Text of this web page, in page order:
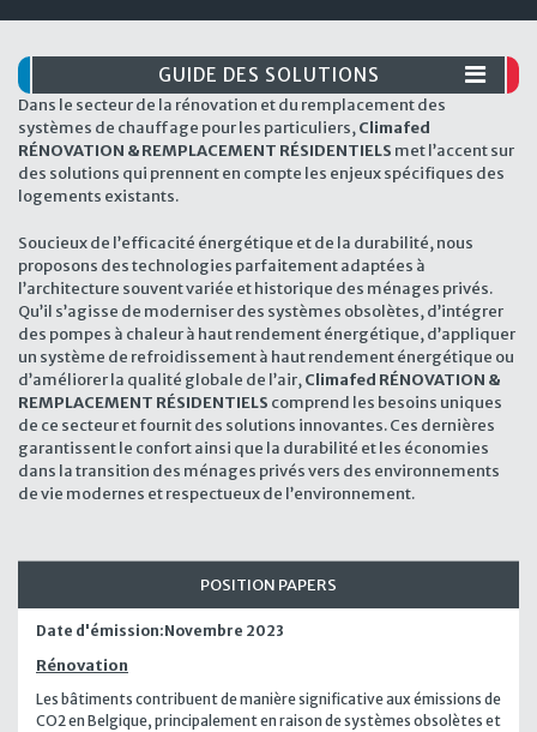
Dans le secteur de la rénovation et du remplacement des
systèmes de chauffage pour les particuliers,Climafed
RÉNOVATION & REMPLACEMENT RÉSIDENTIELS met l’accent sur
des solutions qui prennent en compte les enjeux spécifiques des
logements existants.
Soucieux de l’efficacité énergétique et de la durabilité, nous
proposons des technologies parfaitement adaptées à
l’architecture souvent variée et historique des ménages privés.
Qu’il s’agisse de moderniser des systèmes obsolètes, d’intégrer
des pompes à chaleur à haut rendement énergétique, d’appliquer
un système de refroidissement à haut rendement énergétique ou
d’améliorer la qualité globale de l’air,Climafed RÉNOVATION &
REMPLACEMENT RÉSIDENTIELS comprend les besoins uniques
de ce secteur et fournit des solutions innovantes. Ces dernières
garantissent le confort ainsi que la durabilité et les économies
dans la transition des ménages privés vers des environnements
de vie modernes et respectueux de l’environnement.
GUIDE DES SOLUTIONS
POSITION PAPERS
Date d'émission:Novembre 2023
Rénovation
Les bâtiments contribuent de manière significative aux émissions de
CO2 en Belgique, principalement en raison de systèmes obsolètes et